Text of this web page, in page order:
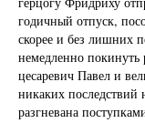
годичный отпуск,
скорее и без лишних
немедленно покинуть
цесаревич Павел и
никаких последствий
разгневана